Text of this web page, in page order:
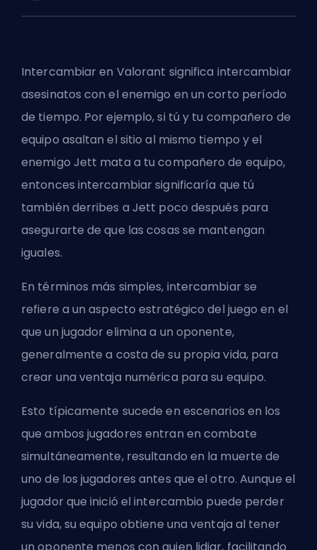
Intercambiar en Valorant significa intercambiar
asesinatos con el enemigo en un corto período
de tiempo. Por ejemplo, si tú y tu compañero de
equipo asaltan el sitio al mismo tiempo y el
enemigo Jett mata a tu compañero de equipo,
entonces intercambiar significaría que tú
también derribes a Jett poco después para
asegurarte de que las cosas se mantengan
iguales.
En términos más simples, intercambiar se
refiere a un aspecto estratégico del juego en el
que un jugador elimina a un oponente,
generalmente a costa de su propia vida, para
crear una ventaja numérica para su equipo.
Esto típicamente sucede en escenarios en los
que ambos jugadores entran en combate
simultáneamente, resultando en la muerte de
uno de los jugadores antes que el otro. Aunque el
jugador que inició el intercambio puede perder
su vida, su equipo obtiene una ventaja al tener